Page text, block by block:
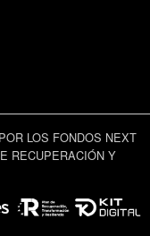
LOS FONDOS NEXT
RECUPERACIÓN Y